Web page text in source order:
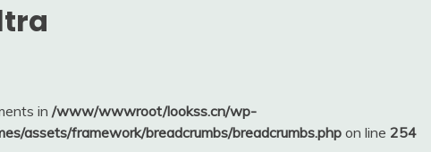
in /www/wwwroot/lookss.cn/wp-
assets/framework/breadcrumbs/breadcrumbs.php on line 254